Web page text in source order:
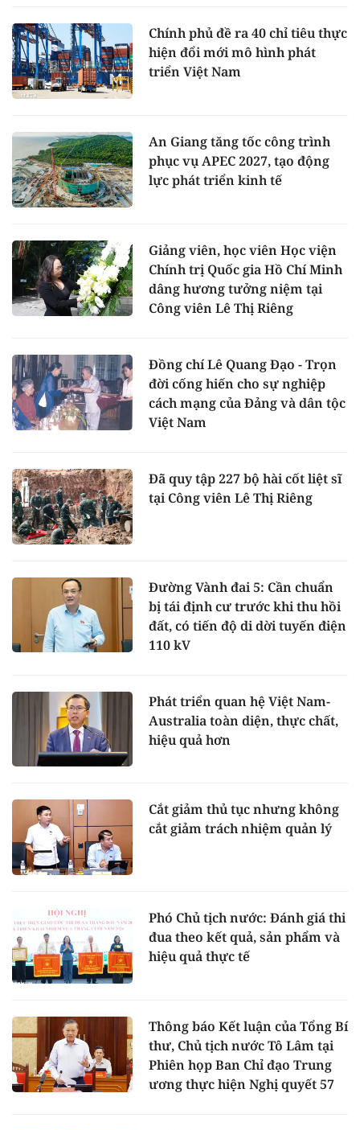
Chính phủ đề ra 40 chỉ tiêu thực
hiện đổi mới mô hình phát
triển Việt Nam
An Giang tăng tốc công trình
phục vụ APEC 2027, tạo động
lực phát triển kinh tế
Giảng viên, học viên Học viện
Chính trị Quốc gia Hồ Chí Minh
dâng hương tưởng niệm tại
Công viên Lê Thị Riêng
Đồng chí Lê Quang Đạo - Trọn
đời cống hiến cho sự nghiệp
cách mạng của Đảng và dân tộc
Việt Nam
Đã quy tập 227 bộ hài cốt liệt sĩ
tại Công viên Lê Thị Riêng
Đường Vành đai 5: Cần chuẩn
bị tái định cư trước khi thu hồi
đất, có tiến độ di dời tuyến điện
110 kV
Phát triển quan hệ Việt Nam-
Australia toàn diện, thực chất,
hiệu quả hơn
Cắt giảm thủ tục nhưng không
cắt giảm trách nhiệm quản lý
Phó Chủ tịch nước: Đánh giá thi
đua theo kết quả, sản phẩm và
hiệu quả thực tế
Thông báo Kết luận của Tổng Bí
thư, Chủ tịch nước Tô Lâm tại
Phiên họp Ban Chỉ đạo Trung
ương thực hiện Nghị quyết 57